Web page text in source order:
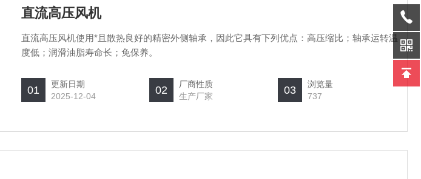
直流高压风机
直流高压风机使用*且散热良好的精密外侧轴承，因此它具有下列优点：高压缩比；轴承运转温
度低；润滑油脂寿命长；免保养。
01
更新日期
2025-12-04
02
厂商性质
生产厂家
03
浏览量
737